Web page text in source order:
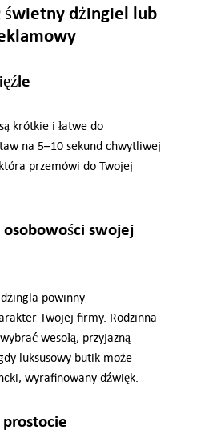
świetny dżingiel lub
krótkie i łatwe do
na 5–10 sekund chwytliwej
przemówi do Twojej
osobowości swojej
powinny
Twojej firmy. Rodzinna
wesołą, przyjazną
luksusowy butik może
wyrafinowany dźwięk.
prostocie